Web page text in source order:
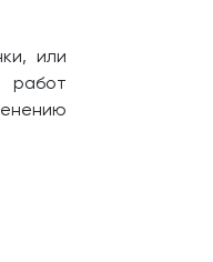
или
работ